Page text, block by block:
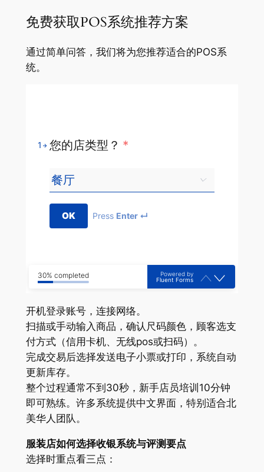
免费获取POS系统推荐方案
通过简单问答，我们将为您推荐适合的POS系
统。
1 您的店类型？ *
OK Press Enter ↵
30% completed
Powered by
Fluent Forms
开机登录账号，连接网络。
扫描或手动输入商品，确认尺码颜色，顾客选支
付方式（信用卡机、无线pos或扫码）。
完成交易后选择发送电子小票或打印，系统自动
更新库存。
整个过程通常不到30秒，新手店员培训10分钟
即可熟练。许多系统提供中文界面，特别适合北
美华人团队。
服装店如何选择收银系统与评测要点
选择时重点看三点：